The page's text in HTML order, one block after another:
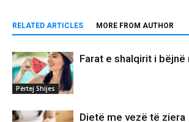
RELATED ARTICLES MORE FROM AUTHOR
Përtej Shijes
Farat e shalqirit i
Dietë me vezë të ziera